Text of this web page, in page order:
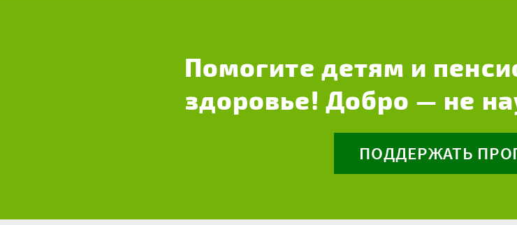
Помогите детям и
здоровье! Добро — не
ПОДДЕРЖАТЬ